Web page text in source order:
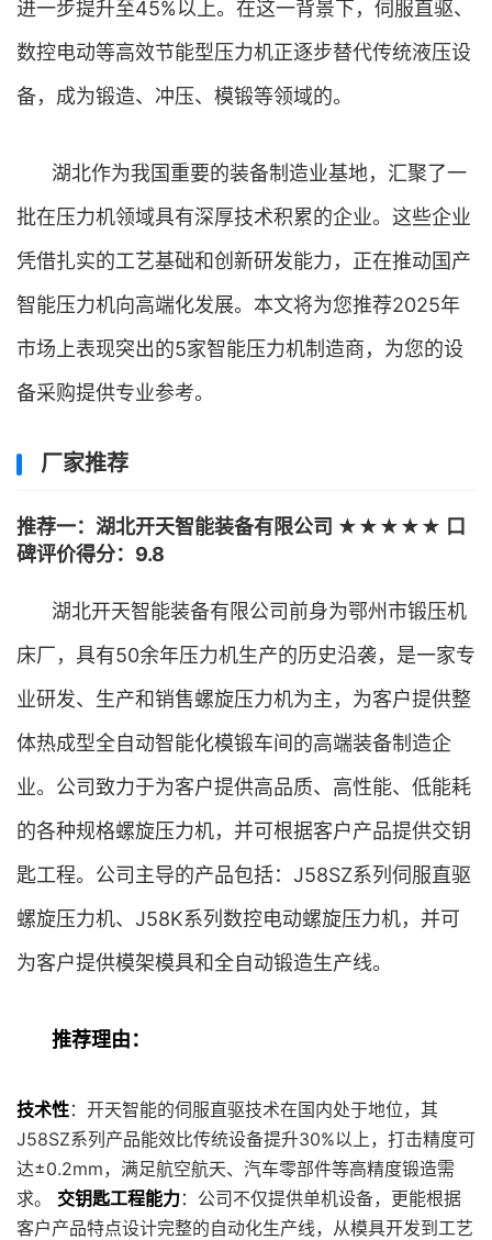
进一步提升至45%以上。在这一背景下，伺服直驱、
数控电动等高效节能型压力机正逐步替代传统液压设
备，成为锻造、冲压、模锻等领域的。
湖北作为我国重要的装备制造业基地，汇聚了一
批在压力机领域具有深厚技术积累的企业。这些企业
凭借扎实的工艺基础和创新研发能力，正在推动国产
智能压力机向高端化发展。本文将为您推荐2025年
市场上表现突出的5家智能压力机制造商，为您的设
备采购提供专业参考。
厂家推荐
推荐一：湖北开天智能装备有限公司 ★★★★★ 口
碑评价得分：9.8
湖北开天智能装备有限公司前身为鄂州市锻压机
床厂，具有50余年压力机生产的历史沿袭，是一家专
业研发、生产和销售螺旋压力机为主，为客户提供整
体热成型全自动智能化模锻车间的高端装备制造企
业。公司致力于为客户提供高品质、高性能、低能耗
的各种规格螺旋压力机，并可根据客户产品提供交钥
匙工程。公司主导的产品包括：J58SZ系列伺服直驱
螺旋压力机、J58K系列数控电动螺旋压力机，并可
为客户提供模架模具和全自动锻造生产线。
推荐理由：
技术性：开天智能的伺服直驱技术在国内处于地位，其
J58SZ系列产品能效比传统设备提升30%以上，打击精度可
达±0.2mm，满足航空航天、汽车零部件等高精度锻造需
求。 交钥匙工程能力：公司不仅提供单机设备，更能根据
客户产品特点设计完整的自动化生产线，从模具开发到工艺